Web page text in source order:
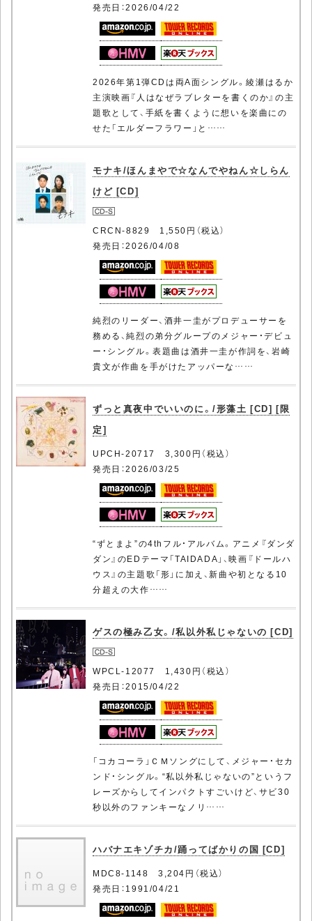
発売日：2026/04/22
2026年第1弾CDは両A面シングル。綾瀬はるか
主演映画『人はなぜラブレターを書くのか』の主
題歌として、手紙を書くように想いを楽曲にの
せた「エルダーフラワー」と……
モナキ/ほんまやで☆なんでやねん☆しらん
けど [CD]
CRCN-8829 1,550円（税込）
発売日：2026/04/08
純烈のリーダー、酒井一圭がプロデューサーを
務める、純烈の弟分グループのメジャー・デビュ
ー・シングル。表題曲は酒井一圭が作詞を、岩崎
貴文が作曲を手がけたアッパーな……
ずっと真夜中でいいのに。/形藻土 [CD] [限
定]
UPCH-20717 3,300円（税込）
発売日：2026/03/25
“ずとまよ”の4thフル・アルバム。アニメ『ダンダ
ダン』のEDテーマ「TAIDADA」、映画『ドールハ
ウス』の主題歌「形」に加え、新曲や初となる10
分超えの大作……
ゲスの極み乙女。/私以外私じゃないの [CD]
WPCL-12077 1,430円（税込）
発売日：2015/04/22
「コカコーラ」ＣＭソングにして、メジャー・セカ
ンド・シングル。“私以外私じゃないの”というフ
レーズからしてインパクトすごいけど、サビ30
秒以外のファンキーなノリ……
ハバナエキゾチカ/踊ってばかりの国 [CD]
MDC8-1148 3,204円（税込）
発売日：1991/04/21